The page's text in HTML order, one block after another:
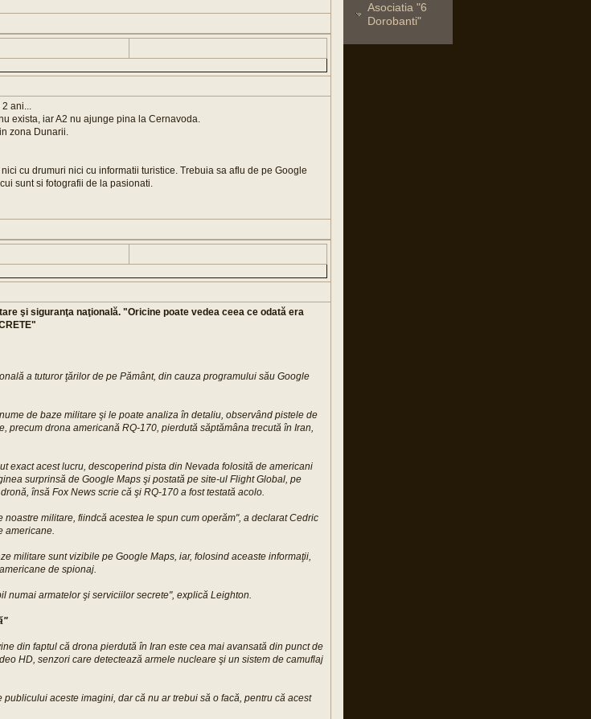
2 ani...
exista, iar A2 nu ajunge pina la Cernavoda.
zona Dunarii.
cu drumuri nici cu informatii turistice. Trebuia sa aflu de pe Google
sunt si fotografii de la pasionati.
şi siguranţa naţională. "Oricine poate vedea ceea ce odată era
a tuturor ţărilor de pe Pământ, din cauza programului său Google
de baze militare şi le poate analiza în detaliu, observând pistele de
precum drona americană RQ-170, pierdută săptămâna trecută în Iran,
exact acest lucru, descoperind pista din Nevada folosită de americani
surprinsă de Google Maps şi postată pe site-ul Flight Global, pe
însă Fox News scrie că şi RQ-170 a fost testată acolo.
militare, fiindcă acestea le spun cum operăm", a declarat Cedric
americane.
militare sunt vizibile pe Google Maps, iar, folosind aceaste informaţii,
de spionaj.
numai armatelor şi serviciilor secrete", explică Leighton.
din faptul că drona pierdută în Iran este cea mai avansată din punct de
HD, senzori care detectează armele nucleare şi un sistem de camuflaj
aceste imagini, dar că nu ar trebui să o facă, pentru că acest
Asociatia "6
Dorobanti"